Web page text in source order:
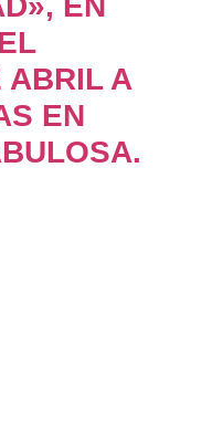
ABRIL A
EN